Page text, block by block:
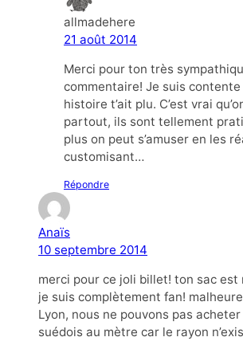
allmadehere
21 août 2014
Merci pour ton très
commentaire! Je suis
histoire t’ait plu. C’est vrai
partout, ils sont tellement
plus on peut s’amuser en les
customisant…
Répondre
Anaïs
10 septembre 2014
merci pour ce joli billet! ton sac est
je suis complètement fan!
Lyon, nous ne pouvons pas
suédois au mètre car le rayon